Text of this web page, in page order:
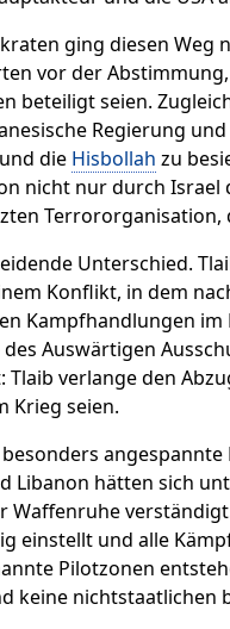
ging diesen Weg
vor der
beteiligt seien.
Regierung
die Hisbollah zu
nicht nur durch
Terrororganisation,
Unterschied.
Konflikt, in dem
Kampfhandlungen
Auswärtigen
verlange den
Krieg seien.
angespannte
Libanon hätten sich
Waffenruhe
einstellt und alle
Pilotzonen
keine nichtstaatlichen